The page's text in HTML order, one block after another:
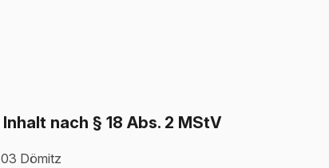
nach § 18 Abs. 2 MStV
Dömitz